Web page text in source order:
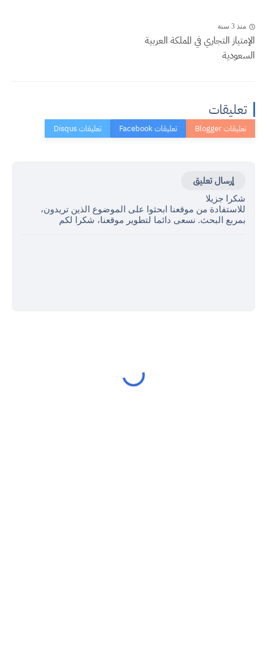
منذ 3 سنة
الإمتياز التجاري في المملكة العربية
السعودية
تعليقات
إرسال تعليق
شكرا جزيلا
للاستفادة من موقعنا ابحثوا على الموضوع الذين تريدون،
بمربع البحث. نسعى دائما لتطوير موقعنا، شكرا لكم